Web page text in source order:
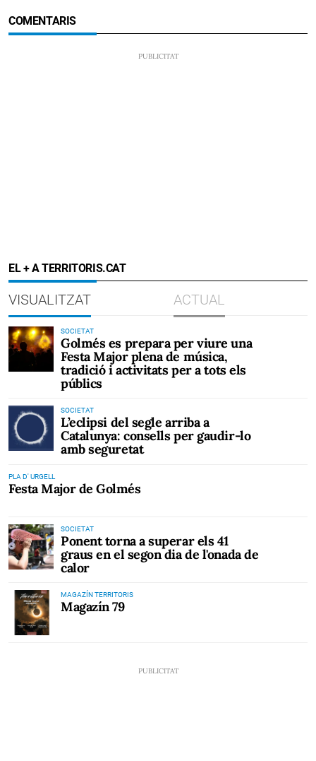
COMENTARIS
EL + A TERRITORIS.CAT
VISUALITZAT ACTUAL
SOCIETAT
Golmés es prepara per viure una
Festa Major plena de música,
tradició i activitats per a tots els
públics
SOCIETAT
L’eclipsi del segle arriba a
Catalunya: consells per gaudir-lo
amb seguretat
PLA D' URGELL
Festa Major de Golmés
SOCIETAT
Ponent torna a superar els 41
graus en el segon dia de l'onada de
calor
MAGAZÍN TERRITORIS
Magazín 79